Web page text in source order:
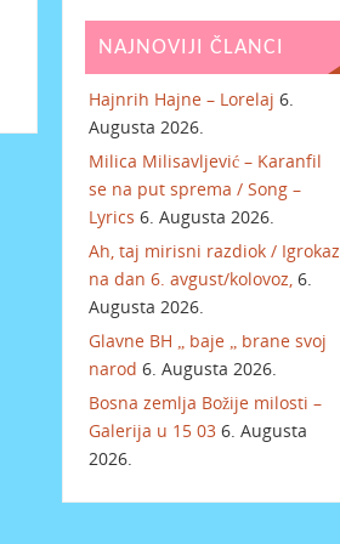
NAJNOVIJI ČLANCI
Hajnrih Hajne – Lorelaj 6.
Augusta 2026.
Milica Milisavljević – Karanfil
se na put sprema / Song –
Lyrics 6. Augusta 2026.
Ah, taj mirisni razdiok / Igrokaz
na dan 6. avgust/kolovoz, 6.
Augusta 2026.
Glavne BH „ baje „ brane svoj
narod 6. Augusta 2026.
Bosna zemlja Božije milosti –
Galerija u 15 03 6. Augusta
2026.